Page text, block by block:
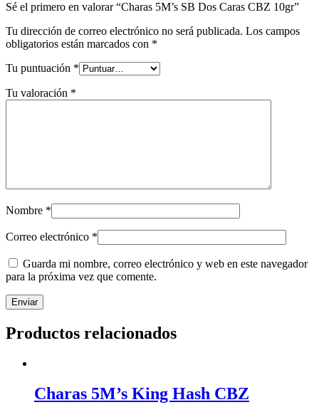
Sé el primero en valorar “Charas 5M’s SB Dos Caras CBZ 10gr”
Tu dirección de correo electrónico no será publicada. Los campos
obligatorios están marcados con *
Tu puntuación *
Tu valoración *
Nombre *
Correo electrónico *
Guarda mi nombre, correo electrónico y web en este navegador
para la próxima vez que comente.
Productos relacionados
Charas 5M’s King Hash CBZ